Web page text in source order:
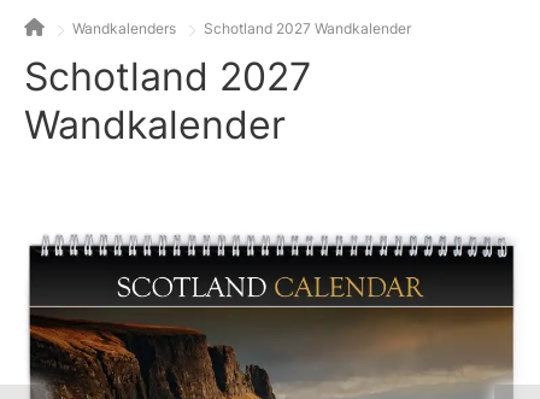
Wandkalenders Schotland 2027 Wandkalender
Schotland 2027
Wandkalender